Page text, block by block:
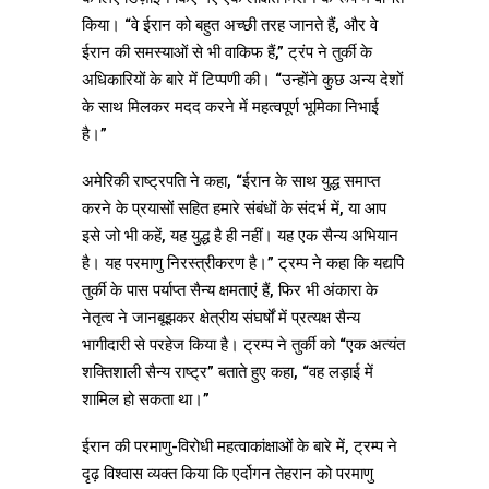
किया। “वे ईरान को बहुत अच्छी तरह जानते हैं, और वे
ईरान की समस्याओं से भी वाकिफ हैं,” ट्रंप ने तुर्की के
अधिकारियों के बारे में टिप्पणी की। “उन्होंने कुछ अन्य देशों
के साथ मिलकर मदद करने में महत्वपूर्ण भूमिका निभाई
है।”
अमेरिकी राष्ट्रपति ने कहा, “ईरान के साथ युद्ध समाप्त
करने के प्रयासों सहित हमारे संबंधों के संदर्भ में, या आप
इसे जो भी कहें, यह युद्ध है ही नहीं। यह एक सैन्य अभियान
है। यह परमाणु निरस्त्रीकरण है।” ट्रम्प ने कहा कि यद्यपि
तुर्की के पास पर्याप्त सैन्य क्षमताएं हैं, फिर भी अंकारा के
नेतृत्व ने जानबूझकर क्षेत्रीय संघर्षों में प्रत्यक्ष सैन्य
भागीदारी से परहेज किया है। ट्रम्प ने तुर्की को “एक अत्यंत
शक्तिशाली सैन्य राष्ट्र” बताते हुए कहा, “वह लड़ाई में
शामिल हो सकता था।”
ईरान की परमाणु-विरोधी महत्वाकांक्षाओं के बारे में, ट्रम्प ने
दृढ़ विश्वास व्यक्त किया कि एर्दोगन तेहरान को परमाणु